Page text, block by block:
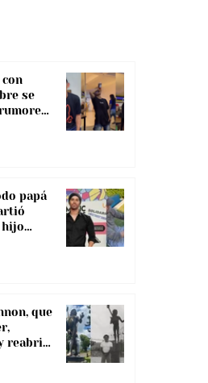
se
papá
hijo
que
reabrió